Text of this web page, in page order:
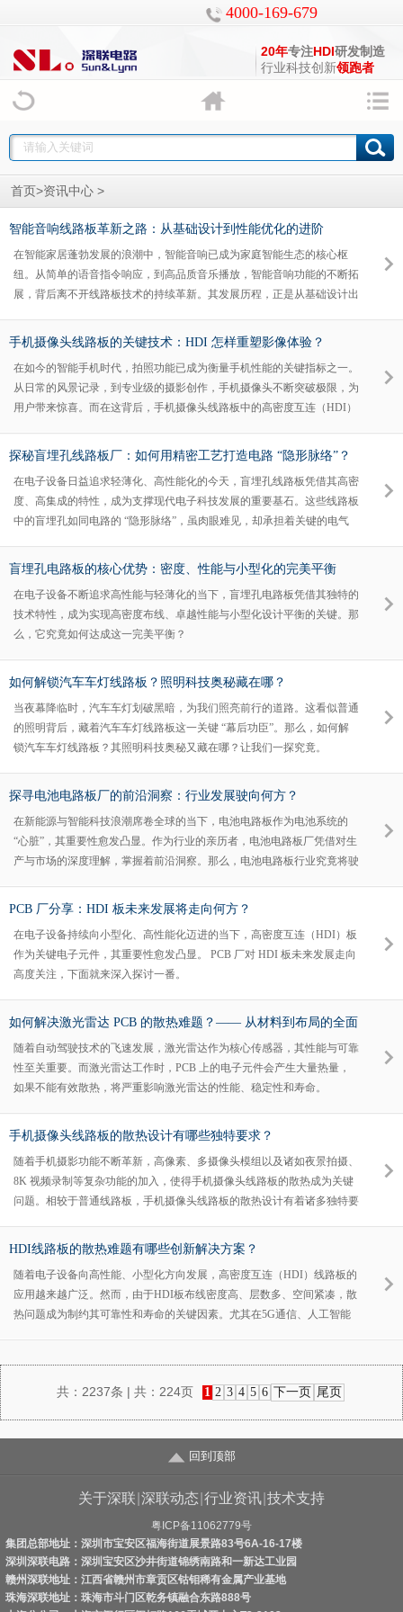
4000-169-679
20年专注HDI研发制造
行业科技创新领跑者
首页 >资讯中心 >
智能音响线路板革新之路：从基础设计到性能优化的进阶
在智能家居蓬勃发展的浪潮中，智能音响已成为家庭智能生态的核心枢
纽。从简单的语音指令响应，到高品质音乐播放，智能音响功能的不断拓
展，背后离不开线路板技术的持续革新。其发展历程，正是从基础设计出
手机摄像头线路板的关键技术：HDI 怎样重塑影像体验？
在如今的智能手机时代，拍照功能已成为衡量手机性能的关键指标之一。
从日常的风景记录，到专业级的摄影创作，手机摄像头不断突破极限，为
用户带来惊喜。而在这背后，手机摄像头线路板中的高密度互连（HDI）
下小编的步伐一起来了解一下吧~
探秘盲埋孔线路板厂：如何用精密工艺打造电路 “隐形脉络”？
在电子设备日益追求轻薄化、高性能化的今天，盲埋孔线路板凭借其高密
度、高集成的特性，成为支撑现代电子科技发展的重要基石。这些线路板
中的盲埋孔如同电路的 “隐形脉络”，虽肉眼难见，却承担着关键的电气
盲埋孔电路板的核心优势：密度、性能与小型化的完美平衡
在电子设备不断追求高性能与轻薄化的当下，盲埋孔电路板凭借其独特的
技术特性，成为实现高密度布线、卓越性能与小型化设计平衡的关键。那
么，它究竟如何达成这一完美平衡？
如何解锁汽车车灯线路板？照明科技奥秘藏在哪？
当夜幕降临时，汽车车灯划破黑暗，为我们照亮前行的道路。这看似普通
的照明背后，藏着汽车车灯线路板这一关键 “幕后功臣”。那么，如何解
锁汽车车灯线路板？其照明科技奥秘又藏在哪？让我们一探究竟。
探寻电池电路板厂的前沿洞察：行业发展驶向何方？
在新能源与智能科技浪潮席卷全球的当下，电池电路板作为电池系统的
“心脏”，其重要性愈发凸显。作为行业的亲历者，电池电路板厂凭借对生
产与市场的深度理解，掌握着前沿洞察。那么，电池电路板行业究竟将驶
PCB 厂分享：HDI 板未来发展将走向何方？
在电子设备持续向小型化、高性能化迈进的当下，高密度互连（HDI）板
作为关键电子元件，其重要性愈发凸显。 PCB 厂对 HDI 板未来发展走向
高度关注，下面就来深入探讨一番。
如何解决激光雷达 PCB 的散热难题？—— 从材料到布局的全面
解析
随着自动驾驶技术的飞速发展，激光雷达作为核心传感器，其性能与可靠
性至关重要。而激光雷达工作时，PCB 上的电子元件会产生大量热量，
如果不能有效散热，将严重影响激光雷达的性能、稳定性和寿命。
手机摄像头线路板的散热设计有哪些独特要求？
随着手机摄影功能不断革新，高像素、多摄像头模组以及诸如夜景拍摄、
8K 视频录制等复杂功能的加入，使得手机摄像头线路板的散热成为关键
问题。相较于普通线路板，手机摄像头线路板的散热设计有着诸多独特要
HDI线路板的散热难题有哪些创新解决方案？
随着电子设备向高性能、小型化方向发展，高密度互连（HDI）线路板的
应用越来越广泛。然而，由于HDI板布线密度高、层数多、空间紧凑，散
热问题成为制约其可靠性和寿命的关键因素。尤其在5G通信、人工智能
共： 2237条 | 共： 224页 1 2 3 4 5 6 下一页 尾页
回到顶部
关于深联 深联动态 行业资讯 技术支持
粤ICP备11062779号
集团总部地址：深圳市宝安区福海街道展景路83号6A-16-17楼
深圳深联电路：深圳宝安区沙井街道锦绣南路和一新达工业园
赣州深联地址：江西省赣州市章贡区钴钼稀有金属产业基地
珠海深联地址：珠海市斗门区乾务镇融合东路888号